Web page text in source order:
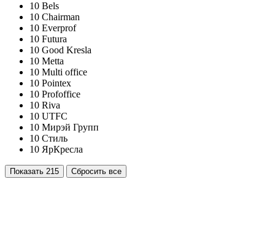
10 Bels
10 Chairman
10 Everprof
10 Futura
10 Good Kresla
10 Metta
10 Multi office
10 Pointex
10 Profoffice
10 Riva
10 UTFC
10 Мирэй Групп
10 Стиль
10 ЯрКресла
Показать 215 Сбросить все